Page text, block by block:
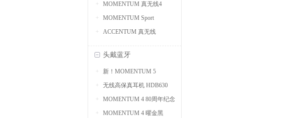
黑
MOMENTUM 真无线4
MOMENTUM Sport
ACCENTUM 真无线
头戴蓝牙
新！MOMENTUM 5
无线高保真耳机 HDB630
MOMENTUM 4 80周年纪念
版
MOMENTUM 4 曜金黑